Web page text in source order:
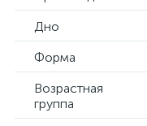
Дно
Форма
Возрастная
группа